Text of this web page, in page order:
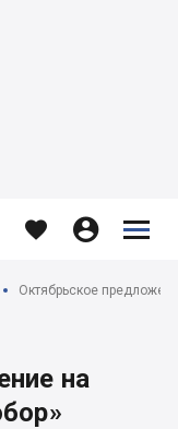
  


Октябрьское
на